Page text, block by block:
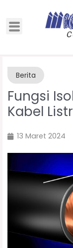
Berita
Fungsi
Kabel
13 Maret 2024